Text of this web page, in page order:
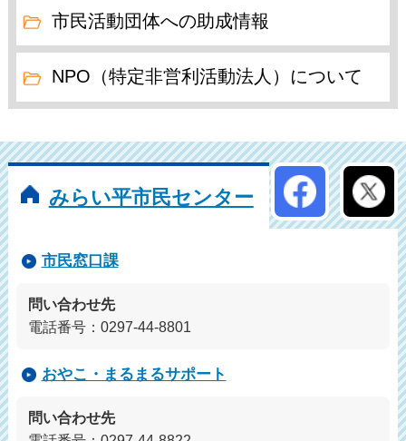
市民活動団体への助成情報
NPO（特定非営利活動法人）について
みらい平市民センター
公式アカウン
市民窓口課
問い合わせ先
電話番号：0297-44-8801
おやこ・まるまるサポート
問い合わせ先